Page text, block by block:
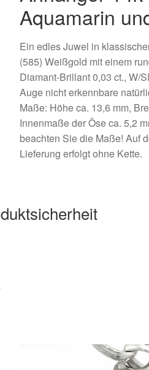
Aquamarin
Ein edles Juwel in
(585) Weißgold mit einem
Diamant-Brillant 0,03 ct., W/
Auge nicht erkennbare
Maße: Höhe ca. 13,6 mm,
Innenmaße der Öse ca. 5,2
beachten Sie die Maße! Auf
Lieferung erfolgt ohne Kette.